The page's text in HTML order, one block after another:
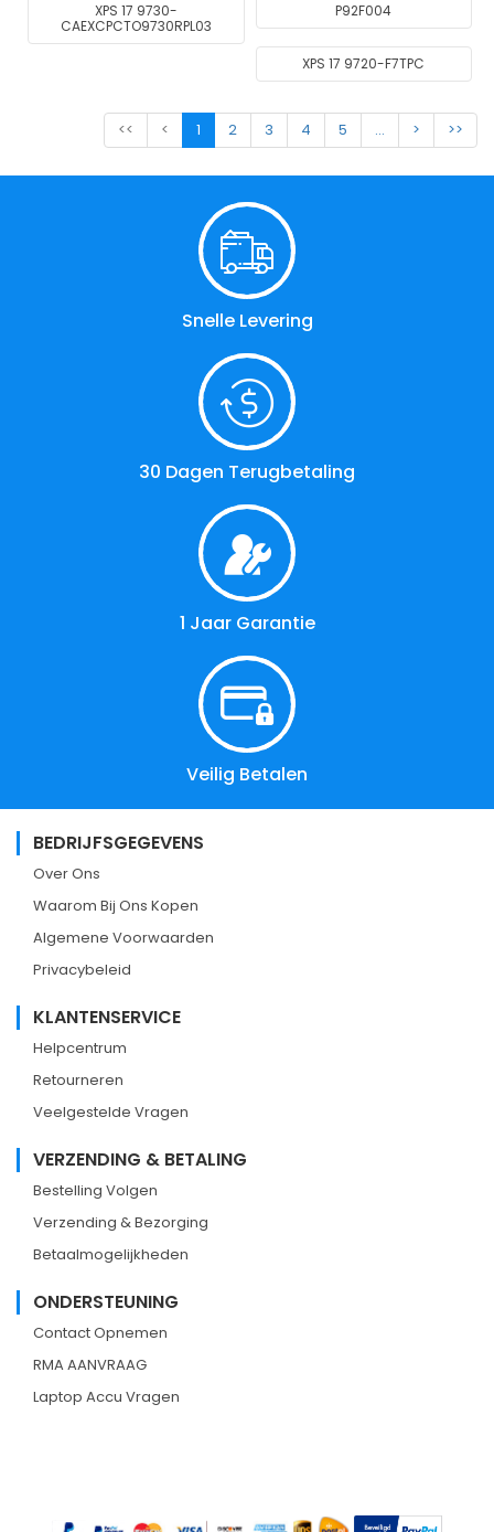
XPS 17 9730-
CAEXCPCTO9730RPL03
P92F004
XPS 17 9720-F7TPC
<< < 1 2 3 4 5 ... > >>
Snelle Levering
30 Dagen Terugbetaling
1 Jaar Garantie
Veilig Betalen
BEDRIJFSGEGEVENS
Over Ons
Waarom Bij Ons Kopen
Algemene Voorwaarden
Privacybeleid
KLANTENSERVICE
Helpcentrum
Retourneren
Veelgestelde Vragen
VERZENDING & BETALING
Bestelling Volgen
Verzending & Bezorging
Betaalmogelijkheden
ONDERSTEUNING
Contact Opnemen
RMA AANVRAAG
Laptop Accu Vragen